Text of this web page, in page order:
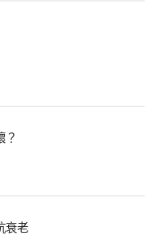
？
衰老